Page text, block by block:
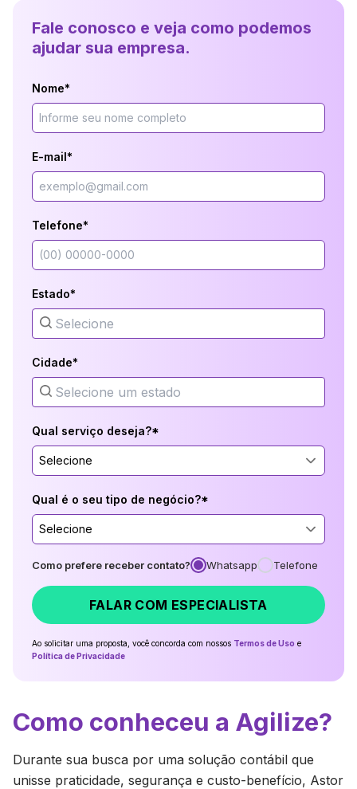
Fale conosco e veja como podemos
ajudar sua empresa.
Nome*
E-mail*
Telefone*
Estado*
Cidade*
Qual serviço deseja?*
Selecione
Qual é o seu tipo de negócio?*
Selecione
Como prefere receber contato? Whatsapp Telefone
FALAR COM ESPECIALISTA
Ao solicitar uma proposta, você concorda com nossos Termos de Uso e
Política de Privacidade
Como conheceu a Agilize?
Durante sua busca por uma solução contábil que
unisse praticidade, segurança e custo-benefício, Astor